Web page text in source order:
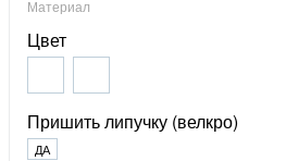
Материал
Цвет
Пришить липучку (велкро)
ДА